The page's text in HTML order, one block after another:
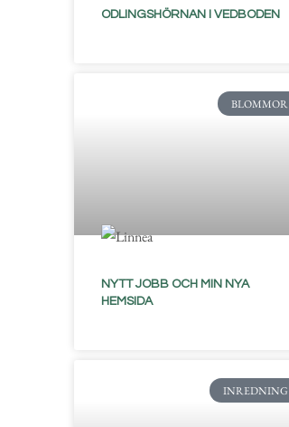
ODLINGSHÖRNAN I VEDBODEN
BLOMMOR
NYTT JOBB OCH MIN NYA
HEMSIDA
INREDNING